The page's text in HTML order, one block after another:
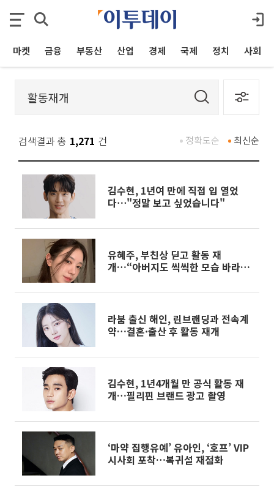
마켓 금융 부동산 산업 경제 국제 정치 사회
검색결과 총 1,271 건 최신순
정확도순
김수현, 1년여 만에 직접 입 열었
다⋯"정말 보고 싶었습니다"
유혜주, 부친상 딛고 활동 재
개…“아버지도 씩씩한 모습 바라실
라붐 출신 해인, 린브랜딩과 전속계
약…결혼·출산 후 활동 재개
김수현, 1년4개월 만 공식 활동 재
개…필리핀 브랜드 광고 촬영
‘마약 집행유예’ 유아인, ‘호프’ VIP
시사회 포착…복귀설 재점화